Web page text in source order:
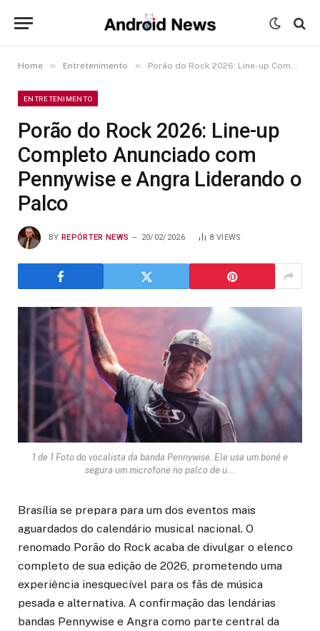
Home » Entretenimento » Porão do Rock 2026: Line-up Completo Anunciado com Pennywise e Angra Liderando o Palco
ENTRETENIMENTO
Porão do Rock 2026: Line-up
Completo Anunciado com
Pennywise e Angra Liderando o
Palco
BY REPÓRTER NEWS 20/02/2026 8 VIEWS
1 de 1 Foto do vocalista da banda Pennywise. Ele usa um boné e
segura um microfone no palco de u...
Brasília se prepara para um dos eventos mais
aguardados do calendário musical nacional. O
renomado Porão do Rock acaba de divulgar o elenco
completo de sua edição de 2026, prometendo uma
experiência inesquecível para os fãs de música
pesada e alternativa. A confirmação das lendárias
bandas Pennywise e Angra como parte central da